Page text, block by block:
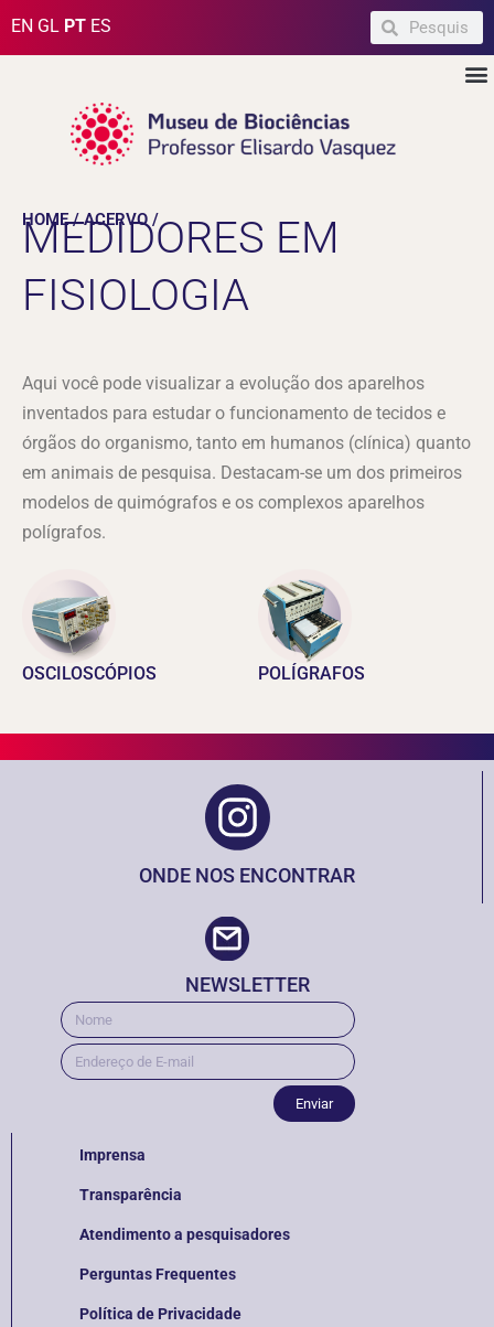
EN GL PT ES Pesquisar
Pesquisar
HOME / ACERVO /
MEDIDORES EM
FISIOLOGIA
Aqui você pode visualizar a evolução dos aparelhos
inventados para estudar o funcionamento de tecidos e
órgãos do organismo, tanto em humanos (clínica) quanto
em animais de pesquisa. Destacam-se um dos primeiros
modelos de quimógrafos e os complexos aparelhos
polígrafos.
OSCILOSCÓPIOS POLÍGRAFOS
ONDE NOS ENCONTRAR
NEWSLETTER
Enviar
Imprensa
Transparência
Atendimento a pesquisadores
Perguntas Frequentes
Política de Privacidade